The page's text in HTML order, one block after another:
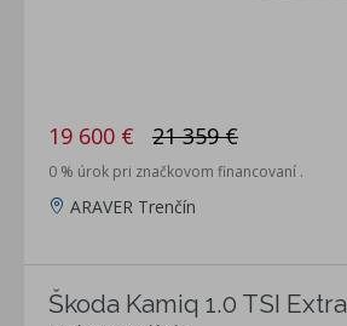
19 600 € 21 359 €
0 % úrok pri značkovom financovaní .
ARAVER Trenčín
Škoda Kamiq 1.0 TSI Extra